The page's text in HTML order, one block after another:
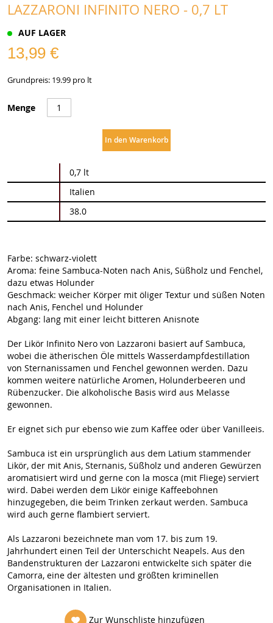
LAZZARONI INFINITO NERO - 0,7 LT
AUF LAGER
13,99 €
Grundpreis: 19.99 pro lt
Menge
In den Warenkorb
Informationen
0,7 lt
Italien
38.0
Farbe: schwarz-violett
Aroma: feine Sambuca-Noten nach Anis, Süßholz und Fenchel,
dazu etwas Holunder
Geschmack: weicher Körper mit öliger Textur und süßen Noten
nach Anis, Fenchel und Holunder
Abgang: lang mit einer leicht bitteren Anisnote
Der Likör Infinito Nero von Lazzaroni basiert auf Sambuca,
wobei die ätherischen Öle mittels Wasserdampfdestillation
von Sternanissamen und Fenchel gewonnen werden. Dazu
kommen weitere natürliche Aromen, Holunderbeeren und
Rübenzucker. Die alkoholische Basis wird aus Melasse
gewonnen.
Er eignet sich pur ebenso wie zum Kaffee oder über Vanilleeis.
Sambuca ist ein ursprünglich aus dem Latium stammender
Likör, der mit Anis, Sternanis, Süßholz und anderen Gewürzen
aromatisiert wird und gerne con la mosca (mit Fliege) serviert
wird. Dabei werden dem Likör einige Kaffeebohnen
hinzugegeben, die beim Trinken zerkaut werden. Sambuca
wird auch gerne flambiert serviert.
Als Lazzaroni bezeichnete man vom 17. bis zum 19.
Jahrhundert einen Teil der Unterschicht Neapels. Aus den
Bandenstrukturen der Lazzaroni entwickelte sich später die
Camorra, eine der ältesten und größten kriminellen
Organisationen in Italien.
Zur Wunschliste hinzufügen